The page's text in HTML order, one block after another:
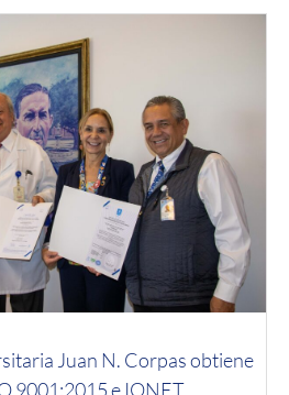
Juan N. Corpas obtiene
9001:2015 e IQNET